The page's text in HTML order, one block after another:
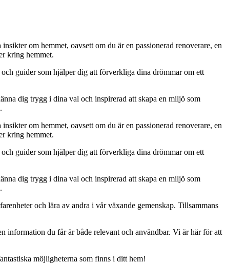
om hemmet, oavsett om du är en passionerad renoverare, en
kring hemmet.
guider som hjälper dig att förverkliga dina drömmar om ett
dig trygg i dina val och inspirerad att skapa en miljö som
om hemmet, oavsett om du är en passionerad renoverare, en
kring hemmet.
guider som hjälper dig att förverkliga dina drömmar om ett
dig trygg i dina val och inspirerad att skapa en miljö som
och lära av andra i vår växande gemenskap. Tillsammans
information du får är både relevant och användbar. Vi är här för att
möjligheterna som finns i ditt hem!